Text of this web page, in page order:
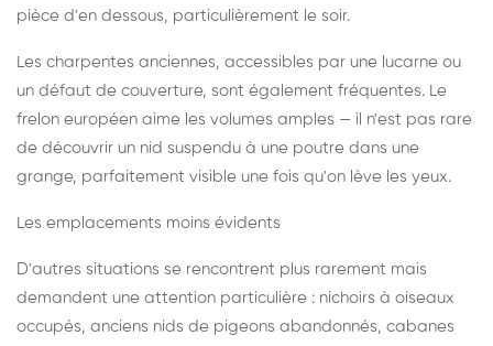
pièce d'en dessous, particulièrement le soir.
Les charpentes anciennes, accessibles par une lucarne ou
un défaut de couverture, sont également fréquentes. Le
frelon européen aime les volumes amples — il n'est pas rare
de découvrir un nid suspendu à une poutre dans une
grange, parfaitement visible une fois qu'on lève les yeux.
Les emplacements moins évidents
D'autres situations se rencontrent plus rarement mais
demandent une attention particulière : nichoirs à oiseaux
occupés, anciens nids de pigeons abandonnés, cabanes